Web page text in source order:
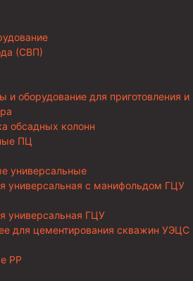
(СВП)
и оборудование для приготовления и
обсадных колонн
ПЦ
универсальные
универсальная с манифольдом ГЦУ
универсальная ГЦУ
для цементирования скважин УЭЦС
РР